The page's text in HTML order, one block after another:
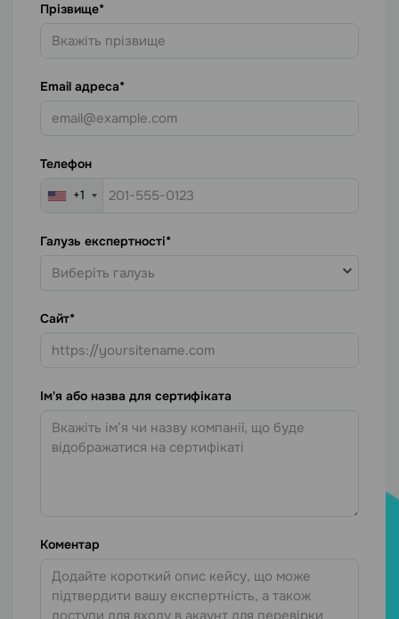
Прізвище
Email адреса
Телефон
+1
Галузь експертності
Виберіть галузь
Сайт
Ім'я або назва для сертифіката
Коментар